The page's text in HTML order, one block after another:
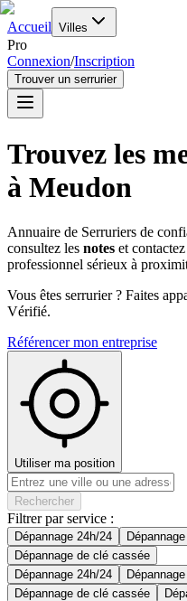
Accueil Villes
Pro
Connexion/Inscription
Trouver un serrurier
Trouvez les
à Meudon
Annuaire de Serruriers de
consultez les notes et
professionnel sérieux à
Vous êtes serrurier ? Faites
Vérifié.
Référencer mon entreprise
Utiliser ma position
Rechercher
Filtrer par service :
Dépannage 24h/24
Dépannage de clé cassée
Dépannage 24h/24
Dépannage de clé cassée